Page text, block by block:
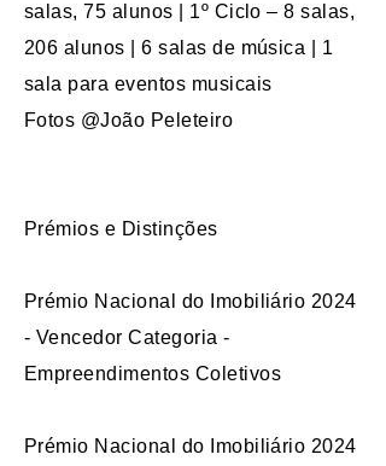
salas, 75 alunos | 1º Ciclo – 8 salas,
206 alunos | 6 salas de música | 1
sala para eventos musicais
Fotos @João Peleteiro
Prémios e Distinções
Prémio Nacional do Imobiliário 2024
- Vencedor Categoria -
Empreendimentos Coletivos
Prémio Nacional do Imobiliário 2024